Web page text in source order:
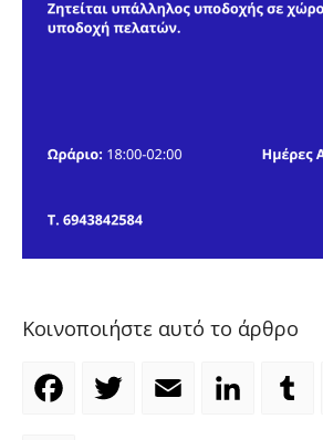
Κοινοποιήστε αυτό το άρθρο
FacebookTwitter Email LinkedIn